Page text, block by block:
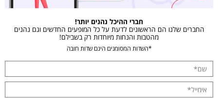
חברי ההיכל נהנים יותר!
החברים שלנו הם הראשונים לדעת על כל המופעים החדשים וגם נהנים
מהטבות והנחות מיוחדות רק בשבילם!
*השדות המסומנים הינם שדות חובה